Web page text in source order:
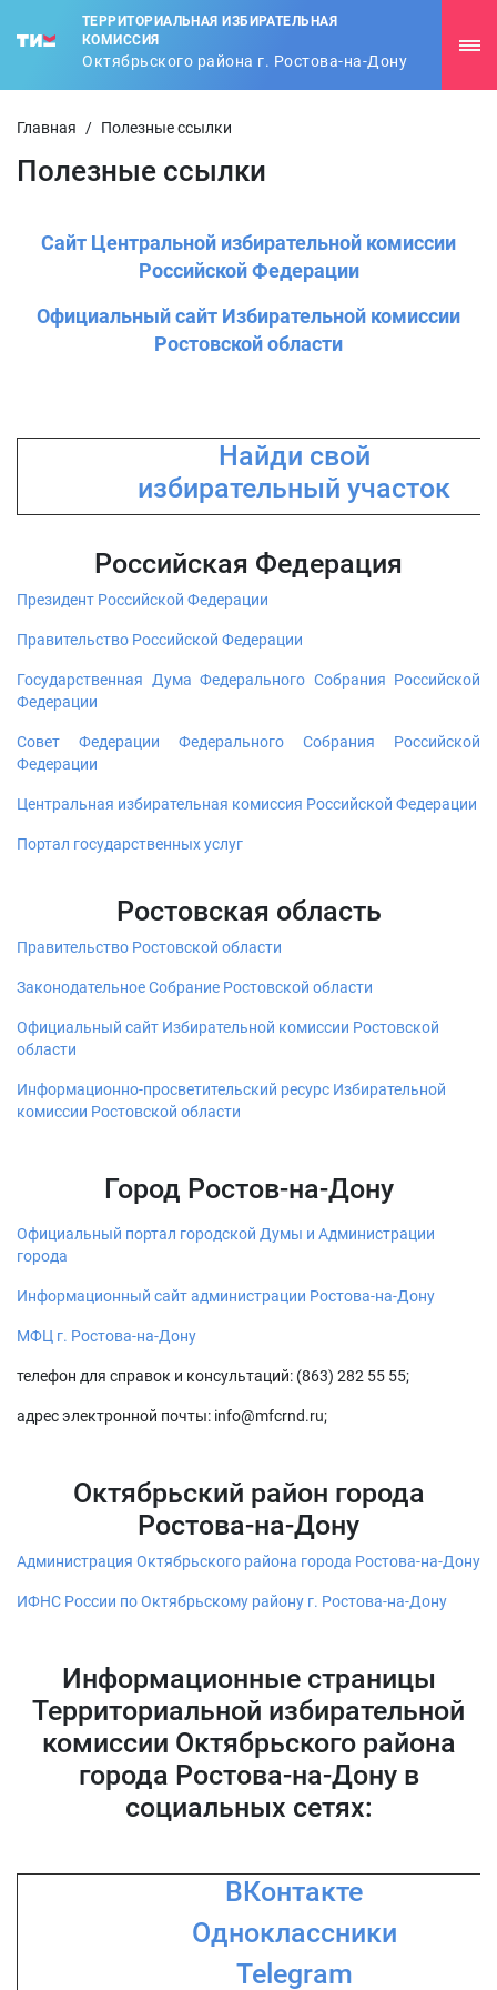
ТЕРРИТОРИАЛЬНАЯ ИЗБИРАТЕЛЬНАЯ
КОМИССИЯ
Октябрьского района г. Ростова-на-Дону
Главная / Полезные ссылки
Полезные ссылки
Сайт Центральной избирательной комиссии
Российской Федерации
Официальный сайт Избирательной комиссии
Ростовской области
Найди свой
избирательный участок
Российская Федерация
Президент Российской Федерации
Правительство Российской Федерации
Государственная Дума Федерального Собрания Российской
Федерации
Совет Федерации Федерального Собрания Российской
Федерации
Центральная избирательная комиссия Российской Федерации
Портал государственных услуг
Ростовская область
Правительство Ростовской области
Законодательное Собрание Ростовской области
Официальный сайт Избирательной комиссии Ростовской
области
Информационно-просветительский ресурс Избирательной
комиссии Ростовской области
Город Ростов-на-Дону
Официальный портал городской Думы и Администрации
города
Информационный сайт администрации Ростова-на-Дону
МФЦ г. Ростова-на-Дону
телефон для справок и консультаций: (863) 282 55 55;
адрес электронной почты: info@mfcrnd.ru;
Октябрьский район города
Ростова-на-Дону
Администрация Октябрьского района города Ростова-на-Дону
ИФНС России по Октябрьскому району г. Ростова-на-Дону
Информационные страницы
Территориальной избирательной
комиссии Октябрьского района
города Ростова-на-Дону в
социальных сетях:
ВКонтакте
Одноклассники
Telegram